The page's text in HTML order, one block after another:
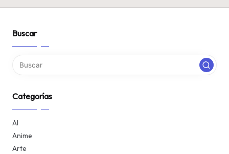
Buscar
Categorías
AI
Anime
Arte